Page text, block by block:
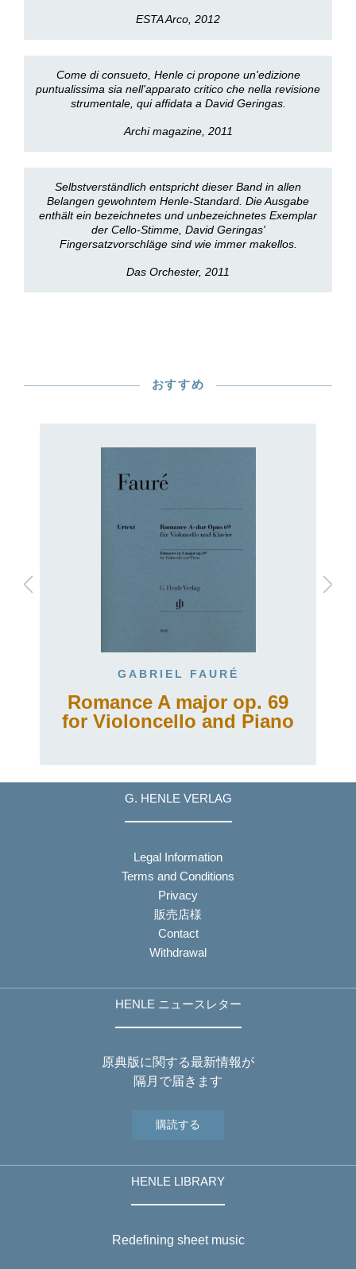
ESTA Arco, 2012
Come di consueto, Henle ci propone un'edizione
puntualissima sia nell'apparato critico che nella revisione
strumentale, qui affidata a David Geringas.
Archi magazine, 2011
Selbstverständlich entspricht dieser Band in allen
Belangen gewohntem Henle-Standard. Die Ausgabe
enthält ein bezeichnetes und unbezeichnetes Exemplar
der Cello-Stimme, David Geringas'
Fingersatzvorschläge sind wie immer makellos.
Das Orchester, 2011
おすすめ
GABRIEL FAURÉ
Romance A major op. 69
for Violoncello and Piano
G. HENLE VERLAG
Legal Information
Terms and Conditions
Privacy
販売店様
Contact
Withdrawal
HENLE ニュースレター
原典版に関する最新情報が
隔月で届きます
購読する
HENLE LIBRARY
Redefining sheet music